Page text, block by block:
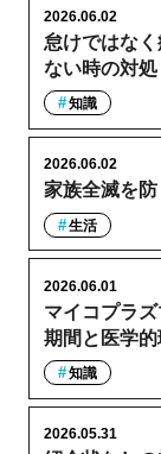
怠けではな
ない時の対処
2026.06.02
知識
家族全滅を
2026.06.02
生活
マイコプラ
期間と医学的
2026.06.01
知識
2026.05.31